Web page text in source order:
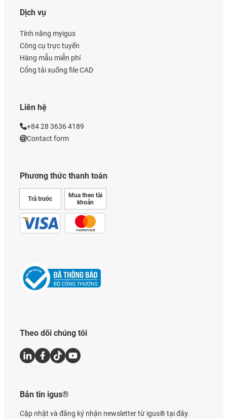
Phương thức thanh toán
Trả trước
Mua theo tài
khoản
Dịch vụ
Tính năng myigus
Công cụ trực tuyến
Hàng mẫu miễn phí
Cổng tải xuống file CAD
Liên hệ
+84 28 3636 4189
Contact form
Theo dõi chúng tôi
Bản tin igus®
Cập nhật và đăng ký nhận newsletter từ igus® tại đây.